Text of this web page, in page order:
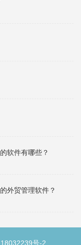
软件有哪些？
外贸管理软件？
号-2